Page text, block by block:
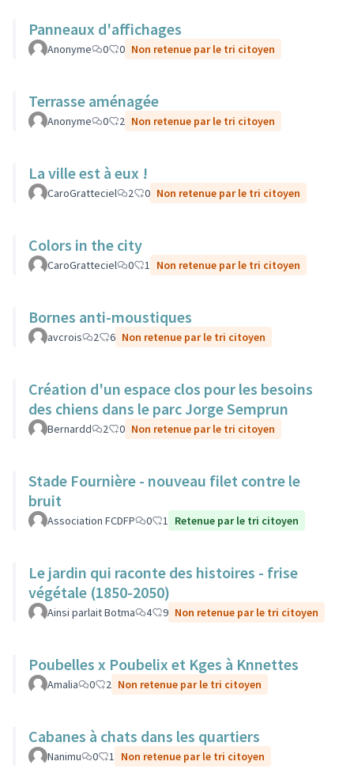
Panneaux d'affichages
Anonyme 0 0 Non retenue par le tri citoyen
Terrasse aménagée
Anonyme 0 2 Non retenue par le tri citoyen
La ville est à eux !
CaroGratteciel 2 0 Non retenue par le tri citoyen
Colors in the city
CaroGratteciel 0 1 Non retenue par le tri citoyen
Bornes anti-moustiques
avcrois 2 6 Non retenue par le tri citoyen
Création d'un espace clos pour les besoins
des chiens dans le parc Jorge Semprun
Bernardd 2 0 Non retenue par le tri citoyen
Stade Fournière - nouveau filet contre le
bruit
Association FCDFP 0 1 Retenue par le tri citoyen
Le jardin qui raconte des histoires - frise
végétale (1850-2050)
Ainsi parlait Botma 4 9 Non retenue par le tri citoyen
Poubelles x Poubelix et Kges à Knnettes
Amalia 0 2 Non retenue par le tri citoyen
Cabanes à chats dans les quartiers
Nanimu 0 1 Non retenue par le tri citoyen